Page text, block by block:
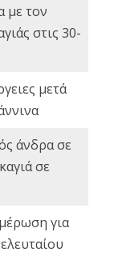
με τον
στις 30-
μετά
άνδρα σε
σε
για